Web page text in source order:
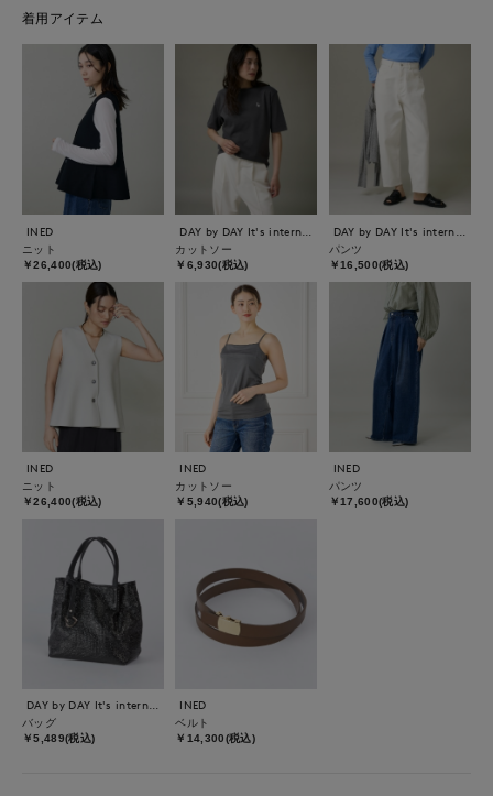
着用アイテム
INED
ニット
￥26,400(税込)
カットソー
￥6,930(税込)
パンツ
￥16,500(税込)
INED
ニット
￥26,400(税込)
INED
カットソー
￥5,940(税込)
INED
パンツ
￥17,600(税込)
バッグ
￥5,489(税込)
INED
ベルト
￥14,300(税込)